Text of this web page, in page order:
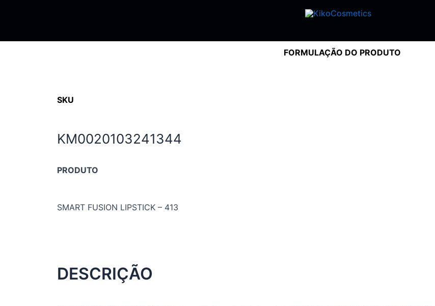
FORMULAÇÃO DO PRODUTO
SKU
KM0020103241344
PRODUTO
SMART FUSION LIPSTICK – 413
DESCRIÇÃO